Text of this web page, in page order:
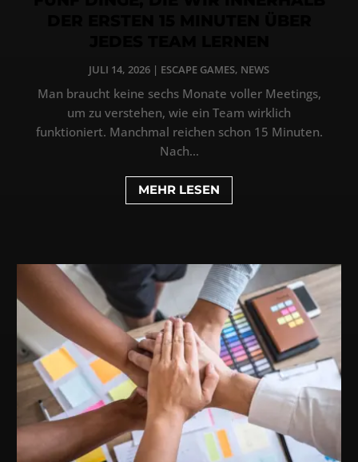
JULI 14, 2026 | ESCAPE GAMES, NEWS
Man braucht keine sechs Monate voller Meetings,
um zu verstehen, wie ein Team wirklich
funktioniert. Manchmal reichen schon 15 Minuten.
Nach...
MEHR LESEN